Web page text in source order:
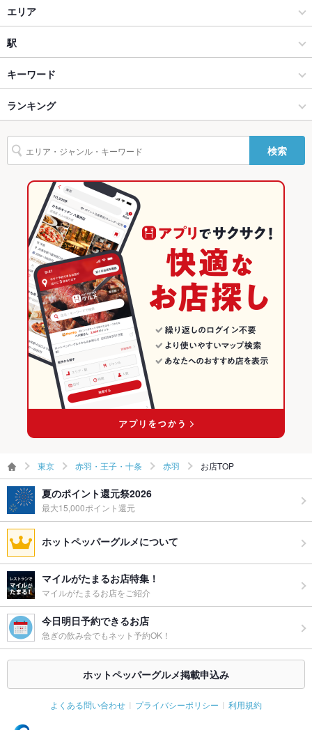
設備
Wi-Fi
バリアフリ
ー
なし ：お手伝いが必要な方はスタッフまでお気軽にお申し出く
ださい。
駐車場
なし ：お近くのコインパーキングをご利用ください。お酒を飲
TV・プロジ
あり
その他設備 ※不明点等、お気軽に店舗へご相談下さい
その他
飲み放題
あり ：各種飲み放題付きコースをご用意。各種ご宴会の予約承
っております！
食べ放題 なし ：当店では食べ放題プランはご用意しておりません。
カクテル充実、焼酎充実、日本酒充実、ワイン充実
お子様連れ
お子様連れ歓迎 ：お子様連れも歓迎致します♪ご家族でもゆっ
たりお食事可能です！
ー二次会
バースデーパーティーや結婚式2次会の演出もお手伝いします。
詳しくはお問合せ下さい
お祝い・サ
備考
浜焼き海鮮居酒屋 大庄水産 高崎西口店
浜焼き海鮮居酒屋 大庄水産 札幌・読売北海道ビル店
浜焼き海鮮居酒屋 大庄水産 橋本店
浜焼き海鮮居酒屋 大庄水産 武蔵境店
浜焼き海鮮居酒屋 大庄水産 京急鶴見店
居酒屋
海鮮
赤羽・王子・十条 × 居酒屋
赤羽・王子・十条 × 海鮮
赤羽駅 × 居酒屋
赤羽駅 × 海鮮
焼き鳥・鶏料理
赤羽・王子・十条 × 和食
赤羽・王子・十条 × 焼き鳥・鶏料理
赤羽駅 × 和食
赤羽駅 × 焼き鳥・鶏料理
エリア
赤羽
赤羽 × 居酒屋
赤羽 × 海鮮
赤羽 × 和食
赤羽 × 焼き鳥・鶏料理
東京 × 居酒屋
東京 × 海鮮
東京 × 和食
東京 × 焼き鳥・鶏料理
駅
赤羽駅
赤羽岩淵駅
十条駅
キーワード
からあげ
オムライス 餃子
ランキング
東京のグルメランキング
東京の居酒屋ランキング
東京の海鮮ランキング
赤羽・王子・十条のグルメランキング
赤羽・王子・十条の居酒屋ランキング
赤羽・王子・十条の海鮮ランキング
赤羽のグルメランキング
赤羽の居酒屋ランキング
赤羽の海鮮ランキング
検索
東京 赤羽・王子・十条 赤羽 お店TOP
夏のポイント還元祭2026
最大15,000ポイント還元
ホットペッパーグルメについて
マイルがたまるお店特集！
マイルがたまるお店をご紹介
今日明日予約できるお店
急ぎの飲み会でもネット予約OK！
ホットペッパーグルメ掲載申込み
よくある問い合わせ プライバシーポリシー 利用規約